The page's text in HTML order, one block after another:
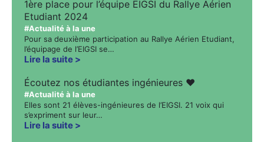
1ère place pour l’équipe EIGSI du Rallye Aérien
Etudiant 2024
#Actualité à la une
Pour sa deuxième participation au Rallye Aérien Etudiant,
l’équipage de l’EIGSI se…
Lire la suite
Écoutez nos étudiantes ingénieures ❤️
#Actualité à la une
Elles sont 21 élèves-ingénieures de l’EIGSI. 21 voix qui
s’expriment sur leur…
Lire la suite